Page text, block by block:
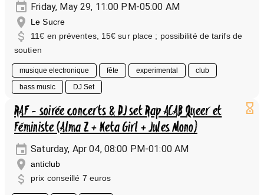
Friday, May 29, 11:00 PM-05:00 AM
Le Sucre
11€ en préventes, 15€ sur place ; possibilité de tarifs de
soutien
musique electronique fête experimental
club
bass music
DJ Set
RAF - soirée concerts & DJ set Rap ACAB Queer et
Féministe (Alma Z + Keta Girl + Jules Mono)
Saturday, Apr 04, 08:00 PM-01:00 AM
anticlub
prix conseillé 7 euros